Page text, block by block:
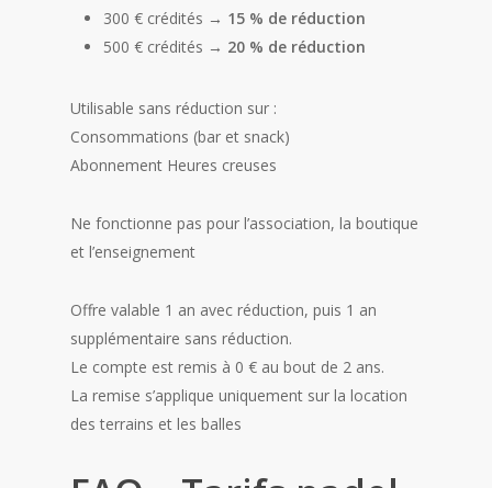
300 € crédités → 15 % de réduction
500 € crédités → 20 % de réduction
Utilisable sans réduction sur :
Consommations (bar et snack)
Abonnement Heures creuses
Ne fonctionne pas pour l’association, la boutique
et l’enseignement
Offre valable 1 an avec réduction, puis 1 an
supplémentaire sans réduction.
Le compte est remis à 0 € au bout de 2 ans.
La remise s’applique uniquement sur la location
des terrains et les balles